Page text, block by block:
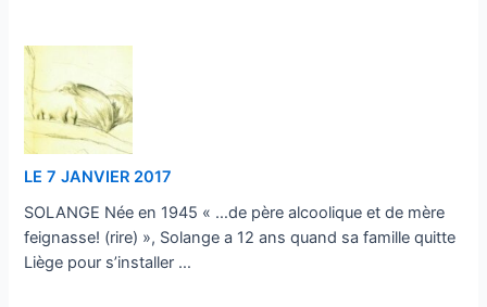
LE 7 JANVIER 2017
SOLANGE Née en 1945 « …de père alcoolique et de mère
feignasse! (rire) », Solange a 12 ans quand sa famille quitte
Liège pour s’installer …